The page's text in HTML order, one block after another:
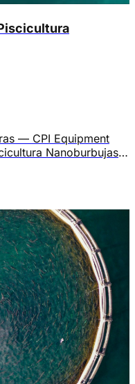
— CPI Equipment
Nanoburbujas +
debe preocupar a los
problema real En